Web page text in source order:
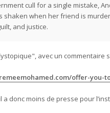
cull for a single mistake,
shaken when her friend is
and justice.
avec un commentaire
offer-you-
donc moins de presse pour